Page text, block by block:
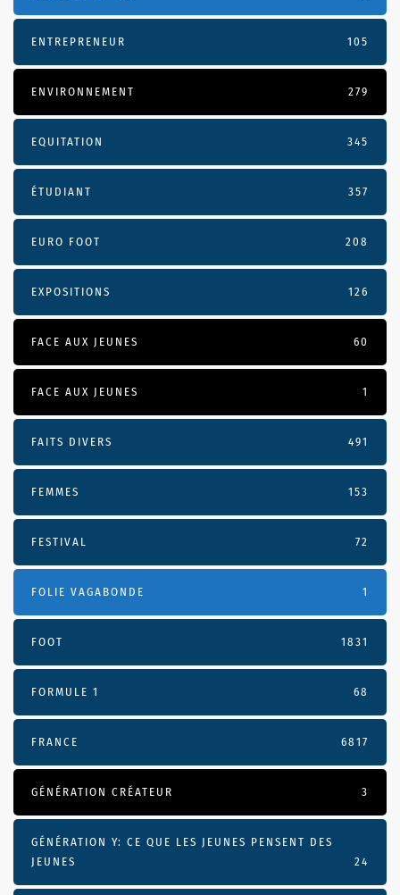
ENTREPRENEUR 105
ENVIRONNEMENT 279
EQUITATION 345
ÉTUDIANT 357
EURO FOOT 208
EXPOSITIONS 126
FACE AUX JEUNES 60
FACE AUX JEUNES 1
FAITS DIVERS 491
FEMMES 153
FESTIVAL 72
FOLIE VAGABONDE 1
FOOT 1831
FORMULE 1 68
FRANCE 6817
GÉNÉRATION CRÉATEUR 3
GÉNÉRATION Y: CE QUE LES JEUNES PENSENT DES
JEUNES
24